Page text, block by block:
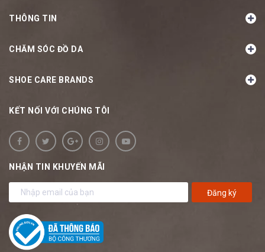
THÔNG TIN
CHĂM SÓC ĐỒ DA
SHOE CARE BRANDS
KẾT NỐI VỚI CHÚNG TÔI
NHẬN TIN KHUYẾN MÃI
Đăng ký